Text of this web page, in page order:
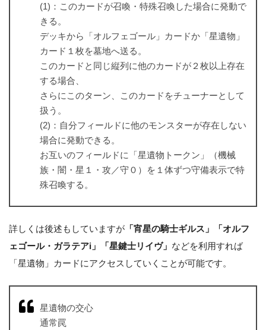
(1)：このカードが召喚・特殊召喚した場合に発動で
きる。
デッキから「オルフェゴール」カードか「星遺物」
カード１枚を墓地へ送る。
このカードと同じ縦列に他のカードが２枚以上存在
する場合、
さらにこのターン、このカードをチューナーとして
扱う。
(2)：自分フィールドに他のモンスターが存在しない
場合に発動できる。
お互いのフィールドに「星遺物トークン」（機械
族・闇・星１・攻／守０）を１体ずつ守備表示で特
殊召喚する。
詳しくは後述もしていますが 「宵星の騎士ギルス」「オルフ
ェゴール・ガラテアi」「星鍵士リイヴ」 などを利用すれば
「星遺物」カードにアクセスしていくことが可能です。
星遺物の交心
通常罠